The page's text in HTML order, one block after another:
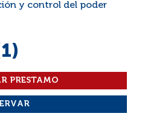
y control del poder